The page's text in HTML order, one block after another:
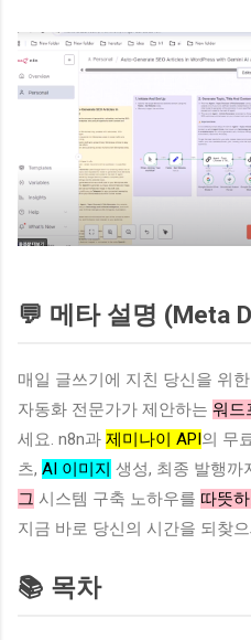
💬 메타 설명 (Meta
매일 글쓰기에 지친 당신을 위
자동화 전문가가 제안하는 워드
세요. n8n과 제미나이 API의 무
츠, AI 이미지 생성, 최종 발행까
그 시스템 구축 노하우를 따뜻
지금 바로 당신의 시간을 되찾
📚 목차